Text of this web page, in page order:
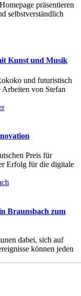
präsentieren
selbstverständlich
Kunst und Musik
und futuristisch
von Stefan
Preis für
Erfolg für die digitale
Braunsbach zum
dabei, sich auf
können jeden